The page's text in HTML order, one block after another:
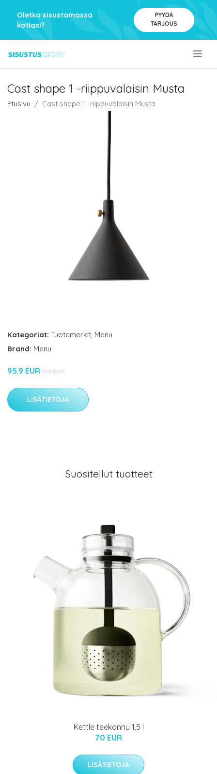
Oletko sisustamassa
kotiasi?
PYYDÄ
TARJOUS
Cast shape 1 -riippuvalaisin Musta
Etusivu Cast shape 1 -riippuvalaisin Musta
Kategoriat: Tuotemerkit, Menu
Brand: Menu
95.9 EUR 120 EUR
LISÄTIETOJA
Suositellut tuotteet
Kettle teekannu 1,5 l
70 EUR
LISÄTIETOJA